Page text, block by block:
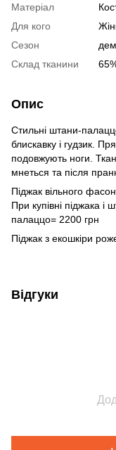
Матеріал
Для кого
Сезон
Склад тканини
Опис
Стильні штани-
блискавку і гудзик.
подовжують ноги.
мнеться та після
Піджак вільного
При купівні піджака і
палаццо= 2200 грн
Піджак з екошкіри
Відгуки